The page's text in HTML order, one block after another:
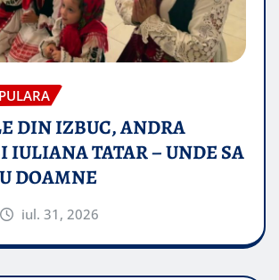
DIN IZBUC, ANDRA
IULIANA TATAR – UNDE SA
DOAMNE
iul. 31, 2026